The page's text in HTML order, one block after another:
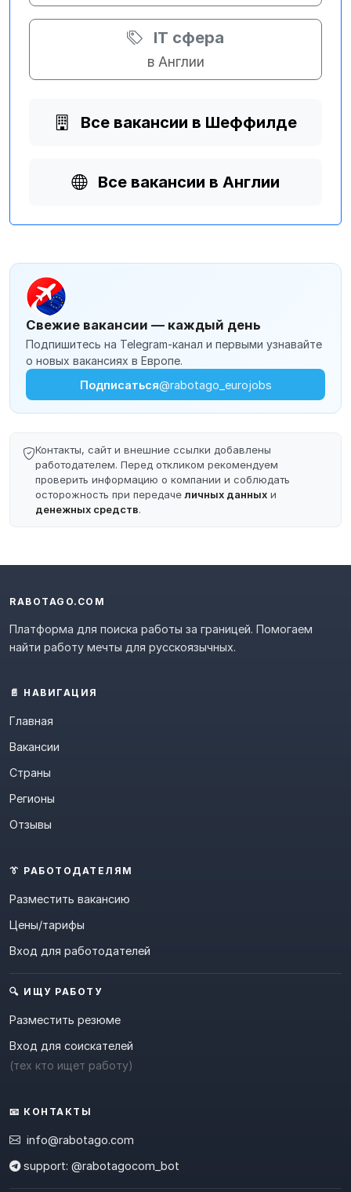
IT сфера
в Англии
Все вакансии в Шеффилде
Все вакансии в Англии
Свежие вакансии — каждый день
Подпишитесь на Telegram-канал и первыми узнавайте
о новых вакансиях в Европе.
Подписаться@rabotago_eurojobs
Контакты, сайт и внешние ссылки добавлены
работодателем. Перед откликом рекомендуем
проверить информацию о компании и соблюдать
осторожность при передачеличных данных и
денежных средств.
RABOTAGO.COM
Платформа для поиска работы за границей. Помогаем
найти работу мечты для русскоязычных.
📄 НАВИГАЦИЯ
Главная
Вакансии
Страны
Регионы
Отзывы
👔 РАБОТОДАТЕЛЯМ
Разместить вакансию
Цены/тарифы
Вход для работодателей
🔍 ИЩУ РАБОТУ
Разместить резюме
Вход для соискателей
(тех кто ищет работу)
📧 КОНТАКТЫ
info@rabotago.com
support: @rabotagocom_bot